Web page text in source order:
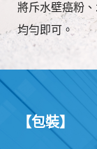
將斥水壁癌粉
均勻即可。
【包裝】